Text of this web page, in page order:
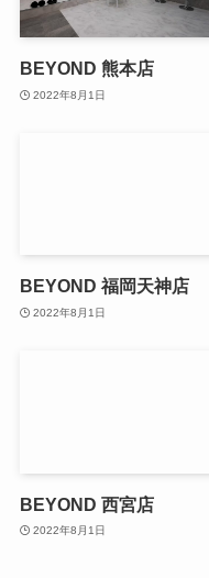
BEYOND 熊本店
2022年8月1日
BEYOND 福岡天神店
2022年8月1日
BEYOND 西宮店
2022年8月1日